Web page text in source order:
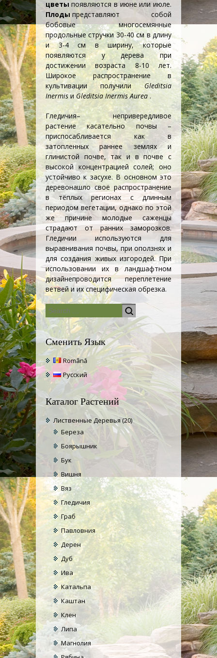
цветы появляются в июне или июле.
Плоды представляют собой
бобовые многосемянные
продольные стручки 30-40 см в длину
и 3-4 см в ширину, которые
появляются у дерева при
достижении возраста 8-10 лет.
Широкое распространение в
культивации получилиGleditsia
Inermis и Gleditsia Inermis Aurea .
Гледичия– непривередливое
растение касательно почвы –
приспосабливается как в
затопленных раннее землях и
глинистой почве, так и в почве с
высокой концентрацией солей; оно
устойчиво к засухе. В основном это
деревонашло своё распространение
в тёплых регионах с длинным
периодом вегетации, однако по этой
же причине молодые саженцы
страдают от ранних заморозков.
Гледичии используются для
выравнивания почвы, при оползнях и
для создания живых изгородей. При
использовании их в ландшафтном
дизайнепроводится переплетение
ветвей и их специфическая обрезка.
Сменить Язык
Română
Русский
Каталог Растений
Лиственные Деревья (20)
Береза
Боярышник
Бук
Вишня
Вяз
Гледичия
Граб
Павловния
Дерен
Дуб
Ива
Катальпа
Каштан
Клен
Липа
Магнолия